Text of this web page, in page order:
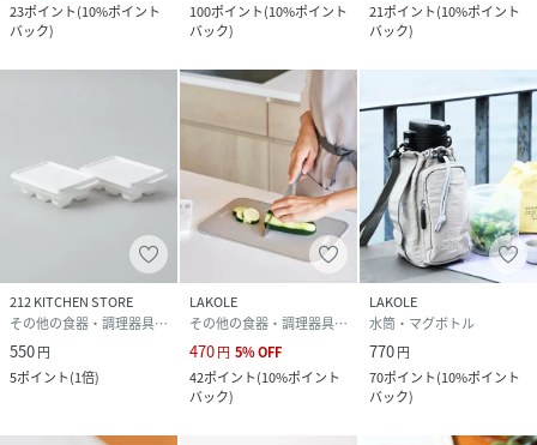
23ポイント(10%ポイント
バック)
100ポイント(10%ポイント
バック)
21ポイント(10%ポイント
バック)
212 KITCHEN STORE
その他の食器・調理器具・キッチン用品
550円
5ポイント(1倍)
LAKOLE
その他の食器・調理器具・キッチン用品
470円 5%OFF
42ポイント(10%ポイント
バック)
LAKOLE
水筒・マグボトル
770円
70ポイント(10%ポイント
バック)